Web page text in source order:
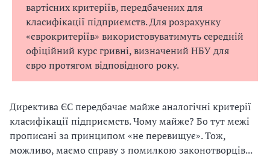
вартісних критеріїв, передбачених для
класифікації підприємств. Для розрахунку
«єврокритеріїв» використовуватимуть середній
офіційний курс гривні, визначений НБУ для
євро протягом відповідного року.
Директива ЄС передбачає майже аналогічні критерії
класифікації підприємств. Чому майже? Бо тут межі
прописані за принципом «не перевищує». Тож,
можливо, маємо справу з помилкою законотворців...